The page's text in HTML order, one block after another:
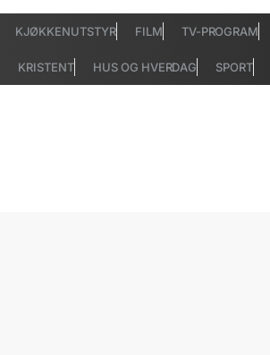
KJØKKENUTSTYR FILM TV-PROGRAM
KRISTENT HUS OG HVERDAG SPORT